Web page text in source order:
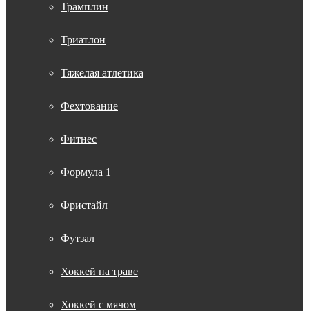
Трамплин
Триатлон
Тяжелая атлетика
Фехтование
Фитнес
Формула 1
Фристайл
Футзал
Хоккей на траве
Хоккей с мячом